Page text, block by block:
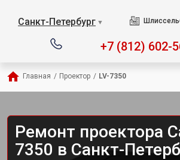
Санкт-Петербург ▼
+7 (812) 602-
Главная / Проектор / LV-7350
Ремонт проектора
7350 в Санкт-